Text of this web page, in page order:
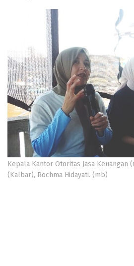
Kepala Kantor Otoritas Jasa Keuangan
(Kalbar), Rochma Hidayati. (mb)